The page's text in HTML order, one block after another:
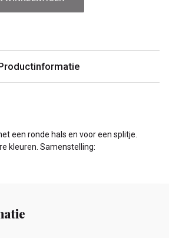
een ronde hals en voor een splitje.
kleuren. Samenstelling: